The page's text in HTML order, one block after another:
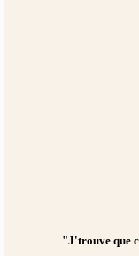
"J'trouve que